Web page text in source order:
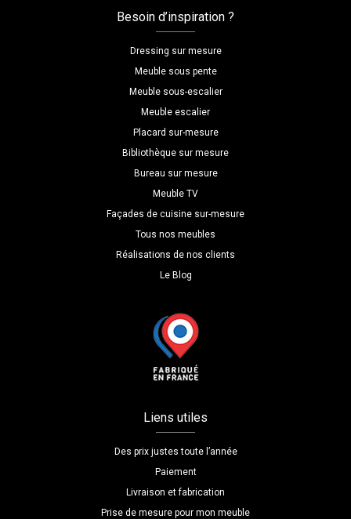
Besoin d’inspiration ?
Dressing sur mesure
Meuble sous pente
Meuble sous-escalier
Meuble escalier
Placard sur-mesure
Bibliothèque sur mesure
Bureau sur mesure
Meuble TV
Façades de cuisine sur-mesure
Tous nos meubles
Réalisations de nos clients
Le Blog
Liens utiles
Des prix justes toute l’année
Paiement
Livraison et fabrication
Prise de mesure pour mon meuble